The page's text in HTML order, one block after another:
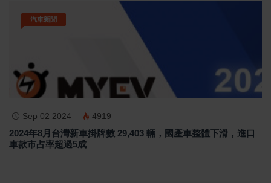
汽車新聞
Sep 02 2024 4919
2024年8月台灣新車掛牌數 29,403 輛，國產車整體下滑，進口
車款市占率超過5成